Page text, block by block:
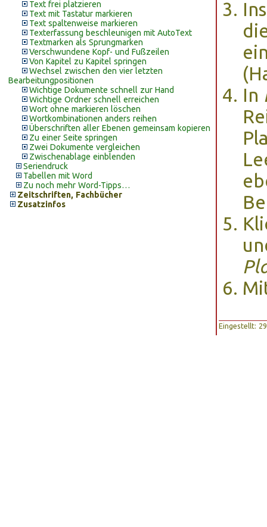
Text frei platzieren
Text mit Tastatur markieren
Text spaltenweise markieren
Texterfassung beschleunigen mit AutoText
Textmarken als Sprungmarken
Verschwundene Kopf- und Fußzeilen
Von Kapitel zu Kapitel springen
Wechsel zwischen den vier letzten
Bearbeitungpositionen
Wichtige Dokumente schnell zur Hand
Wichtige Ordner schnell erreichen
Wort ohne markieren löschen
Wortkombinationen anders reihen
Überschriften aller Ebenen gemeinsam kopieren
Zu einer Seite springen
Zwei Dokumente vergleichen
Zwischenablage einblenden
Seriendruck
Tabellen mit Word
Zu noch mehr Word-Tipps…
Zeitschriften, Fachbücher
Zusatzinfos
In
Eingestellt: